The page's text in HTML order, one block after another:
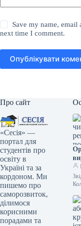
Save my name,
next time I comment.
Опублікувати
Про сайт
«Сесія» —
портал для
студентів про
освіту в
Україні та за
кордоном. Ми
пишемо про
саморозвиток,
ділимося
корисними
порадами та